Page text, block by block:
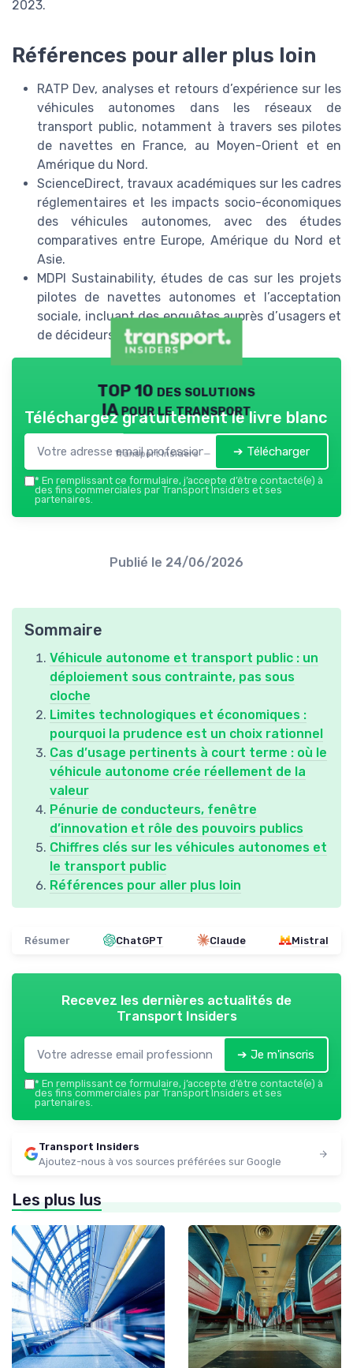
2023.
Références pour aller plus loin
RATP Dev, analyses et retours d’expérience sur les
véhicules autonomes dans les réseaux de
transport public, notamment à travers ses pilotes
de navettes en France, au Moyen-Orient et en
Amérique du Nord.
ScienceDirect, travaux académiques sur les cadres
réglementaires et les impacts socio-économiques
des véhicules autonomes, avec des études
comparatives entre Europe, Amérique du Nord et
Asie.
MDPI Sustainability, études de cas sur les projets
pilotes de navettes autonomes et l’acceptation
sociale, incluant des enquêtes auprès d’usagers et
de décideurs publics.
TOP 10 des solutions
IA pour le transport
Transport Insiders — 2026
Téléchargez gratuitement le livre blanc
➔ Télécharger
* En remplissant ce formulaire, j’accepte d’être contacté(e) à
des fins commerciales par Transport Insiders et ses
partenaires.
Publié le 24/06/2026
Sommaire
Véhicule autonome et transport public : un
déploiement sous contrainte, pas sous
cloche
Limites technologiques et économiques :
pourquoi la prudence est un choix rationnel
Cas d’usage pertinents à court terme : où le
véhicule autonome crée réellement de la
valeur
Pénurie de conducteurs, fenêtre
d’innovation et rôle des pouvoirs publics
Chiffres clés sur les véhicules autonomes et
le transport public
Références pour aller plus loin
Résumer ChatGPT Claude Mistral
Recevez les dernières actualités de
Transport Insiders
➔ Je m'inscris
* En remplissant ce formulaire, j’accepte d’être contacté(e) à
des fins commerciales par Transport Insiders et ses
partenaires.
Transport Insiders
Ajoutez-nous à vos sources préférées sur Google
Les plus lus